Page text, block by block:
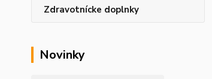
Zdravotnícke doplnky
Novinky